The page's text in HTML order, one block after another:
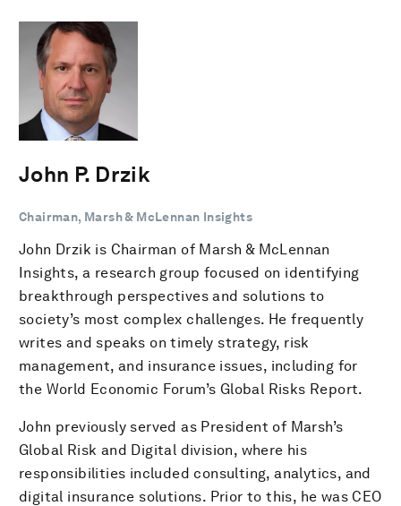
John P. Drzik
Chairman, Marsh & McLennan Insights
John Drzik is Chairman of Marsh & McLennan
Insights, a research group focused on identifying
breakthrough perspectives and solutions to
society’s most complex challenges. He frequently
writes and speaks on timely strategy, risk
management, and insurance issues, including for
the World Economic Forum’s Global Risks Report.
John previously served as President of Marsh’s
Global Risk and Digital division, where his
responsibilities included consulting, analytics, and
digital insurance solutions. Prior to this, he was CEO